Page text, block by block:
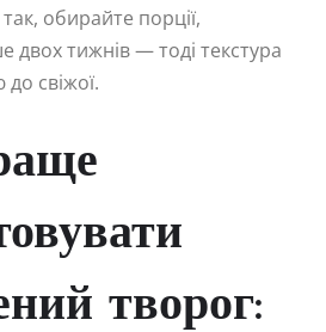
обирайте порції,
двох тижнів — тоді текстура
свіжої.
творог: